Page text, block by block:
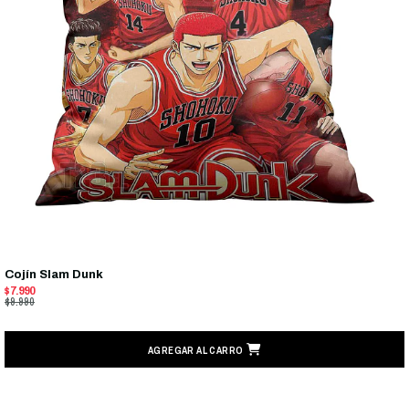
Cojín Slam Dunk
$7.990
$9.990
AGREGAR AL CARRO